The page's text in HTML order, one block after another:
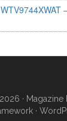
· Magazine
·